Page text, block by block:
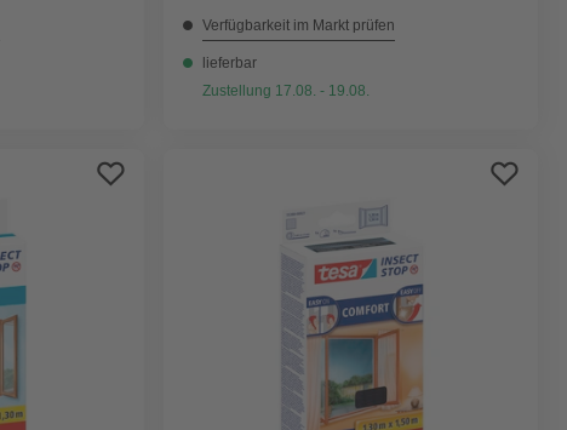
Verfügbarkeit im Markt prüfen
lieferbar
Zustellung 17.08. - 19.08.